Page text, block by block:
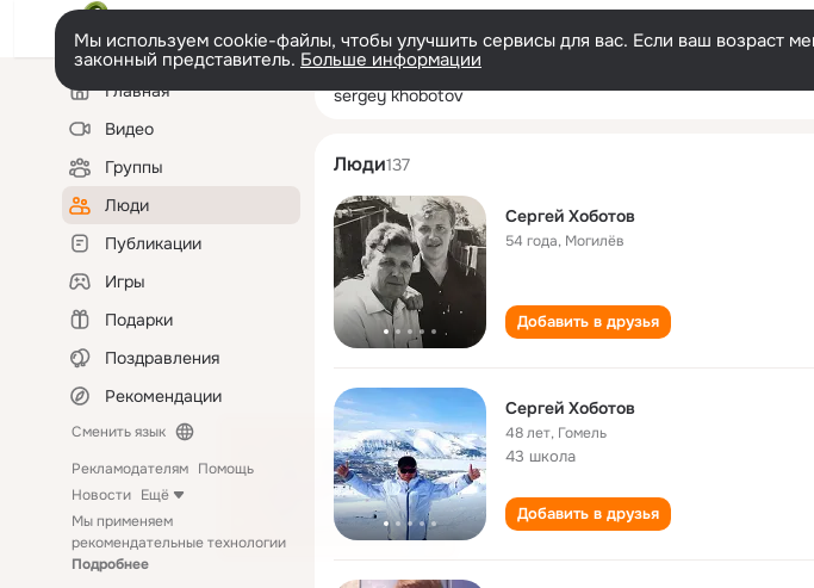
Мы используем cookie-файлы, чтобы улучшить сервисы для вас. Если ваш возраст
законный представитель. Больше информации
Левая
колонкаГлавная
Видео
Группы
Люди
Публикации
Игры
Подарки
Поздравления
Рекомендации
Сменить язык
Рекламодателям Помощь
Новости Ещё
Мы применяем
рекомендательные технологии
Подробнее
sergey khobotov
Люди137
Сергей Хоботов
54 года, Могилёв
Добавить в друзья
Сергей Хоботов
48 лет, Гомель
43 школа
Добавить в друзья